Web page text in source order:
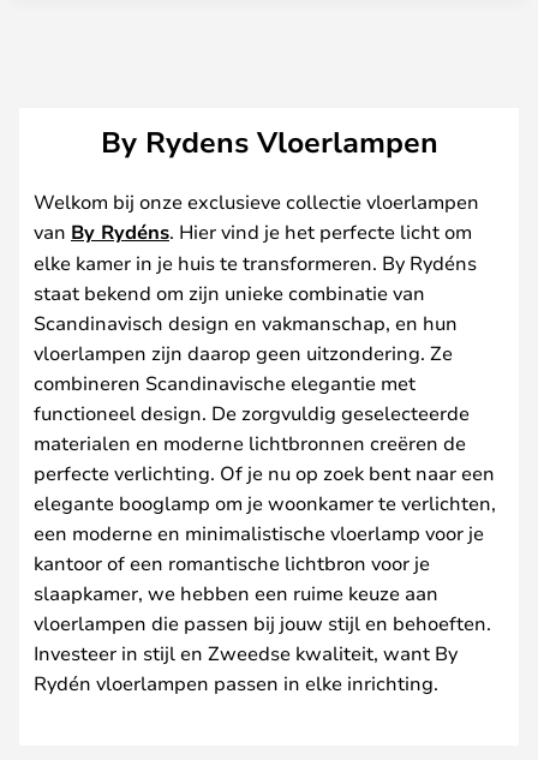
By Rydens Vloerlampen
Welkom bij onze exclusieve collectie vloerlampen
van By Rydéns. Hier vind je het perfecte licht om
elke kamer in je huis te transformeren. By Rydéns
staat bekend om zijn unieke combinatie van
Scandinavisch design en vakmanschap, en hun
vloerlampen zijn daarop geen uitzondering. Ze
combineren Scandinavische elegantie met
functioneel design. De zorgvuldig geselecteerde
materialen en moderne lichtbronnen creëren de
perfecte verlichting. Of je nu op zoek bent naar een
elegante booglamp om je woonkamer te verlichten,
een moderne en minimalistische vloerlamp voor je
kantoor of een romantische lichtbron voor je
slaapkamer, we hebben een ruime keuze aan
vloerlampen die passen bij jouw stijl en behoeften.
Investeer in stijl en Zweedse kwaliteit, want By
Rydén vloerlampen passen in elke inrichting.